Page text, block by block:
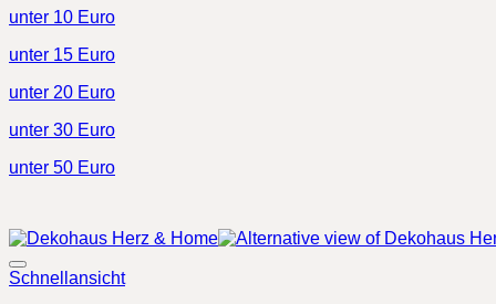
unter 10 Euro
unter 15 Euro
unter 20 Euro
unter 30 Euro
unter 50 Euro
Schnellansicht